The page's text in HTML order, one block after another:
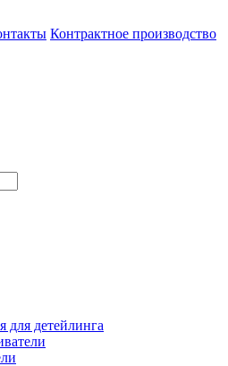
Контрактное производство
для детейлинга